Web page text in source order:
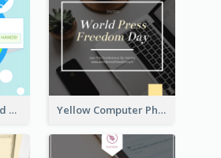
Green World Hand Hygiene Day Instagram Post Yellow Computer Photo World Press Freedom Day Instagram Post